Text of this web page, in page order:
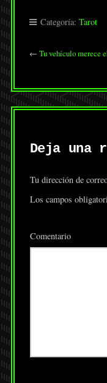
Categoría: Tarot
← Tu vehículo merece
Deja una
Tu dirección de
Los campos
Comentario